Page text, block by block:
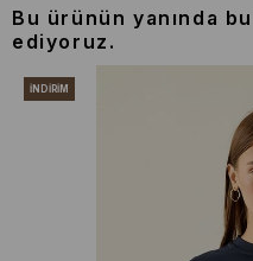
Bu ürünün yanında
ediyoruz.
İNDIRIM